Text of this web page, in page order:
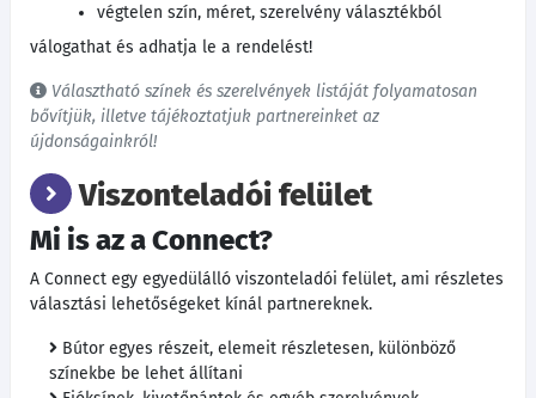
végtelen szín, méret, szerelvény választékból
válogathat és adhatja le a rendelést!
Választható színek és szerelvények listáját folyamatosan
bővítjük, illetve tájékoztatjuk partnereinket az
újdonságainkról!
Viszonteladói felület
Mi is az a Connect?
A Connect egy egyedülálló viszonteladói felület, ami részletes
választási lehetőségeket kínál partnereknek.
Bútor egyes részeit, elemeit részletesen, különböző
színekbe be lehet állítani